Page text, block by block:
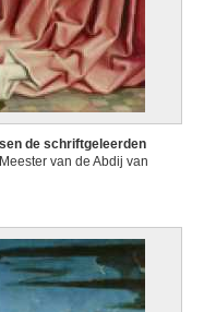
de schriftgeleerden
van de Abdij van